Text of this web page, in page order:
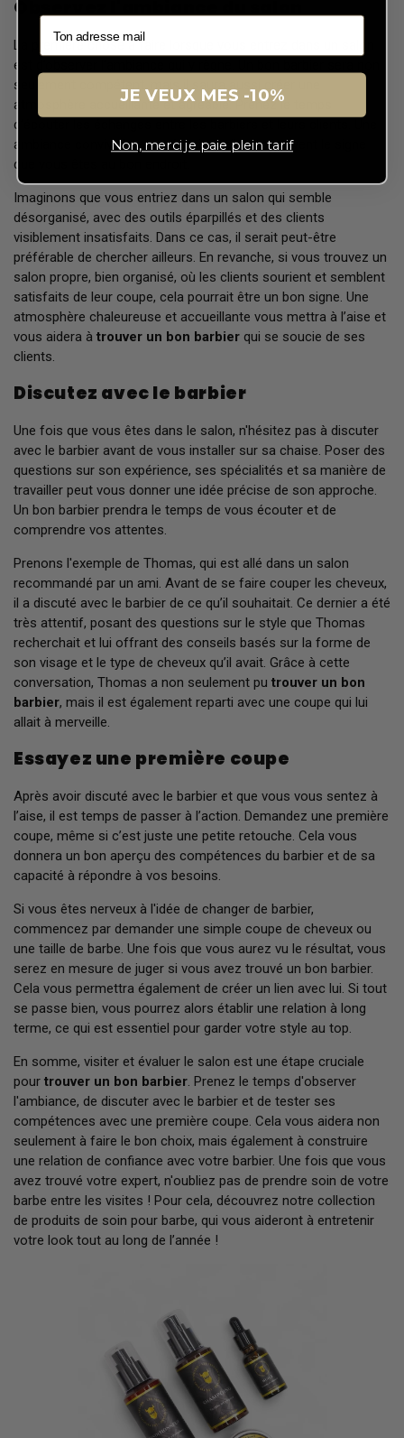
Observez l'ambiance du salon
La première chose à faire lorsque vous entrez dans un salon
est d’observer l’ambiance qui y règne. Un bon barbier sera non
seulement compétent, mais il saura aussi créer une
atmosphère accueillante et agréable. Prenez le temps
d’écouter les échanges entre les barbiers et leurs clients. Une
ambiance conviviale et professionnelle est souvent le signe
que vous êtes au bon endroit.
Imaginons que vous entriez dans un salon qui semble
désorganisé, avec des outils éparpillés et des clients
visiblement insatisfaits. Dans ce cas, il serait peut-être
préférable de chercher ailleurs. En revanche, si vous trouvez un
salon propre, bien organisé, où les clients sourient et semblent
satisfaits de leur coupe, cela pourrait être un bon signe. Une
atmosphère chaleureuse et accueillante vous mettra à l’aise et
vous aidera à trouver un bon barbier qui se soucie de ses
clients.
Discutez avec le barbier
Une fois que vous êtes dans le salon, n'hésitez pas à discuter
avec le barbier avant de vous installer sur sa chaise. Poser des
questions sur son expérience, ses spécialités et sa manière de
travailler peut vous donner une idée précise de son approche.
Un bon barbier prendra le temps de vous écouter et de
comprendre vos attentes.
Prenons l'exemple de Thomas, qui est allé dans un salon
recommandé par un ami. Avant de se faire couper les cheveux,
il a discuté avec le barbier de ce qu’il souhaitait. Ce dernier a été
très attentif, posant des questions sur le style que Thomas
recherchait et lui offrant des conseils basés sur la forme de
son visage et le type de cheveux qu’il avait. Grâce à cette
conversation, Thomas a non seulement pu trouver un bon
barbier, mais il est également reparti avec une coupe qui lui
allait à merveille.
Essayez une première coupe
Après avoir discuté avec le barbier et que vous vous sentez à
l’aise, il est temps de passer à l’action. Demandez une première
coupe, même si c’est juste une petite retouche. Cela vous
donnera un bon aperçu des compétences du barbier et de sa
capacité à répondre à vos besoins.
Si vous êtes nerveux à l'idée de changer de barbier,
commencez par demander une simple coupe de cheveux ou
une taille de barbe. Une fois que vous aurez vu le résultat, vous
serez en mesure de juger si vous avez trouvé un bon barbier.
Cela vous permettra également de créer un lien avec lui. Si tout
se passe bien, vous pourrez alors établir une relation à long
terme, ce qui est essentiel pour garder votre style au top.
En somme, visiter et évaluer le salon est une étape cruciale
pour trouver un bon barbier. Prenez le temps d'observer
l'ambiance, de discuter avec le barbier et de tester ses
compétences avec une première coupe. Cela vous aidera non
seulement à faire le bon choix, mais également à construire
une relation de confiance avec votre barbier. Une fois que vous
avez trouvé votre expert, n'oubliez pas de prendre soin de votre
barbe entre les visites ! Pour cela, découvrez notre collection
de produits de soin pour barbe, qui vous aideront à entretenir
votre look tout au long de l’année !
JE VEUX MES -10%
Non, merci je paie plein tarif